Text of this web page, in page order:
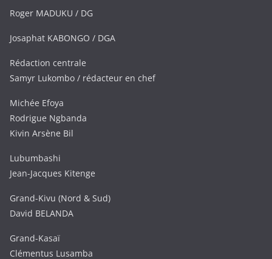
Roger MADUKU / DG
Josaphat KABONGO / DGA
Rédaction centrale
Samyr Lukombo / rédacteur en chef
Michée Efoya
Rodrigue Ngbanda
Kivin Arsène Bil
Lubumbashi
Jean-Jacques Kitenge
Grand-Kivu (Nord & Sud)
David BELANDA
Grand-Kasaï
Clémentus Lusamba